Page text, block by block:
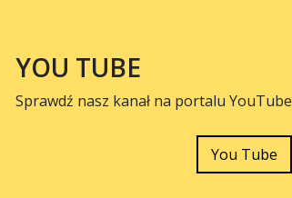
YOU TUBE
Sprawdź nasz kanał na portalu YouTube
You Tube